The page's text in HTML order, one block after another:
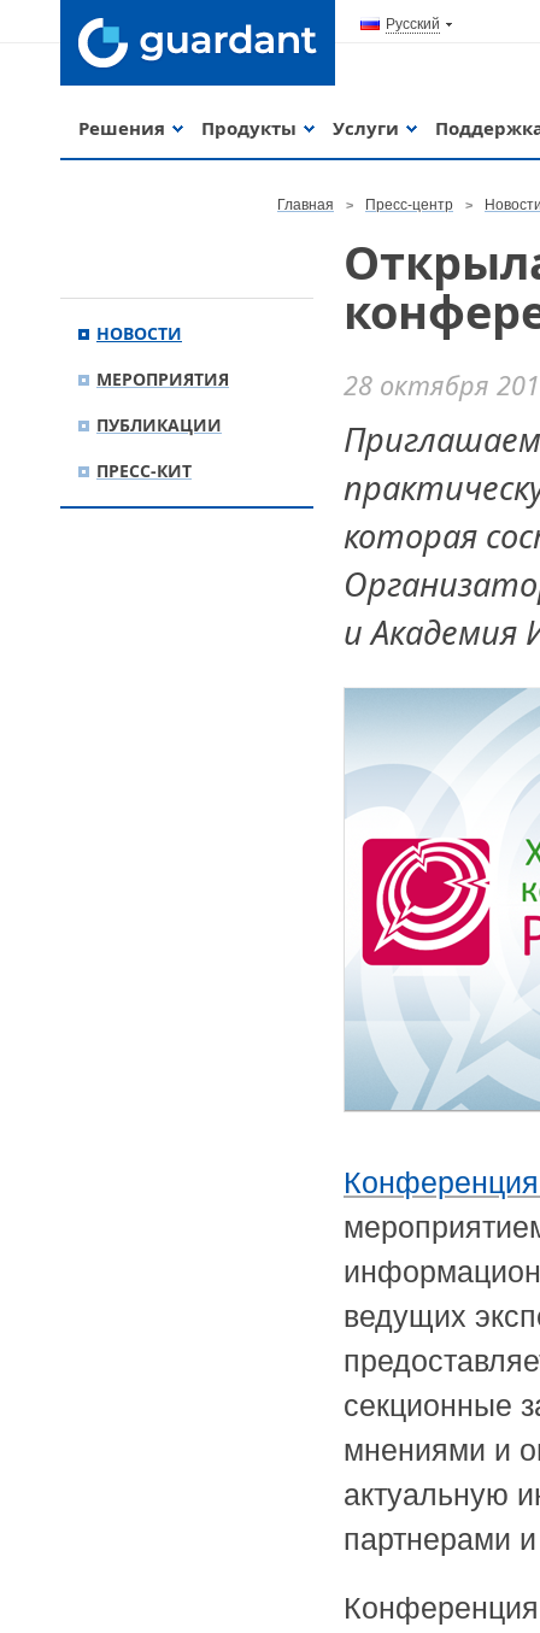
Русский
Решения Продукты Услуги
Главная Пресс-центр
28 октября
которая
и Академия
ведущих
секционные
мнениями и
актуальную
партнерами
НОВОСТИ
МЕРОПРИЯТИЯ
ПУБЛИКАЦИИ
ПРЕСС-КИТ